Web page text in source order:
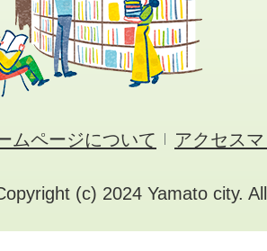
ムページについて アクセス
(c) 2024 Yamato city.